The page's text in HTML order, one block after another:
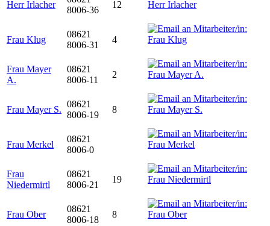
Herr Irlacher
8006-36
12
Frau Klug
08621
8006-31
4
Frau Mayer
A.
08621
8006-11
2
Frau Mayer S.
08621
8006-19
8
Frau Merkel
08621
8006-0
Frau
Niedermirtl
08621
8006-21
19
Frau Ober
08621
8006-18
8